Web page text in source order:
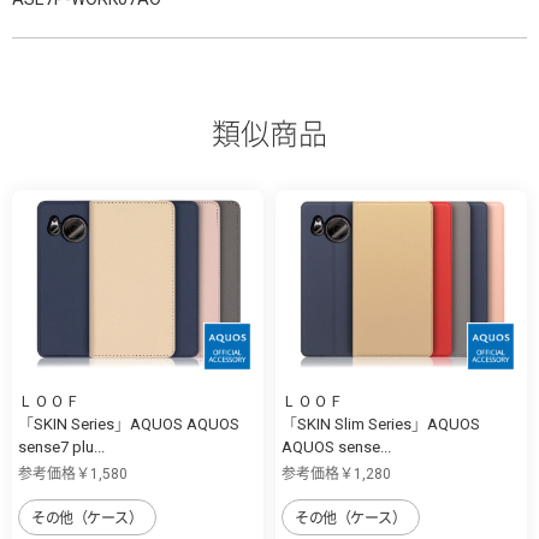
類似商品
ＬＯＯＦ
「SKIN Series」AQUOS AQUOS
sense7 plu...
参考価格￥1,580
その他（ケース）
ＬＯＯＦ
「SKIN Slim Series」AQUOS
AQUOS sense...
参考価格￥1,280
その他（ケース）